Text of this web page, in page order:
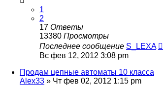
1
2
17 Ответы
13380 Просмотры
Последнее сообщение S_LEXA
Вс фев 12, 2012 3:08 pm
Продам цепные автоматы 10 класса
Alex33 » Чт фев 02, 2012 1:15 pm